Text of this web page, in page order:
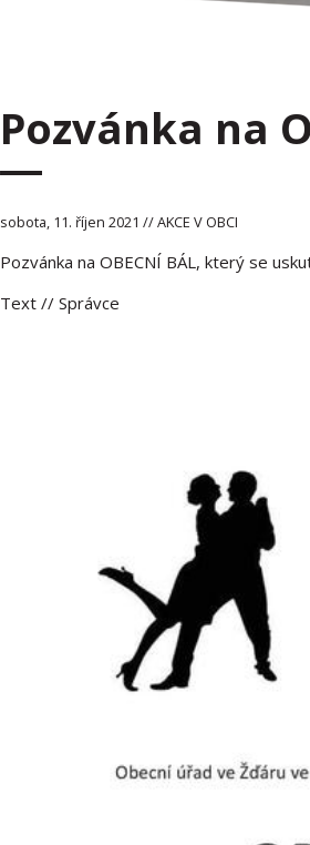
Pozvánka na
sobota, 11. říjen 2021 // AKCE V OBCI
Pozvánka na OBECNÍ BÁL, který se
Text // Správce